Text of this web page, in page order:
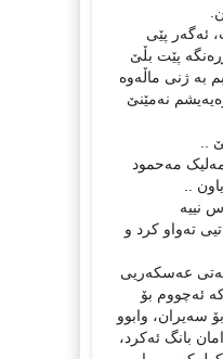
ئەگەر پێی
پێت بڵێ
بە ژنی ماڵەوە
نەمێنێ
..
مەحمود
..
نییە
تەواو کرد و
عەسکەریی
ئەچووم بۆ
سەیران، وابوو
بانگ ئەکرد،